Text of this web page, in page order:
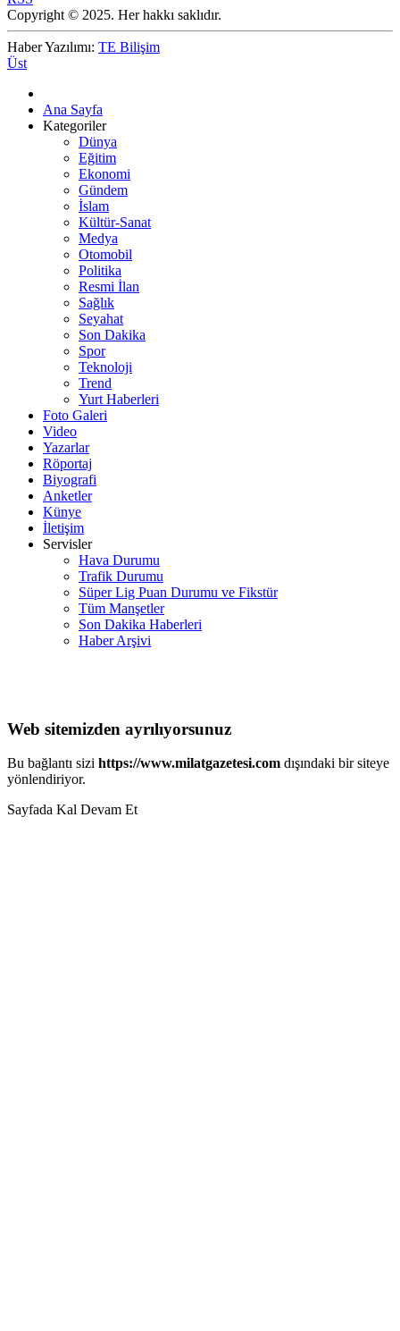
Copyright © 2025. Her hakkı saklıdır.
Haber Yazılımı: TE Bilişim
Üst
Ana Sayfa
Kategoriler
Dünya
Eğitim
Ekonomi
Gündem
İslam
Kültür-Sanat
Medya
Otomobil
Politika
Resmi İlan
Sağlık
Seyahat
Son Dakika
Spor
Teknoloji
Trend
Yurt Haberleri
Foto Galeri
Video
Yazarlar
Röportaj
Biyografi
Anketler
Künye
İletişim
Servisler
Hava Durumu
Trafik Durumu
Süper Lig Puan Durumu ve Fikstür
Tüm Manşetler
Son Dakika Haberleri
Haber Arşivi
Web sitemizden ayrılıyorsunuz
Bu bağlantı sizi https://www.milatgazetesi.com dışındaki bir siteye
yönlendiriyor.
Sayfada Kal Devam Et